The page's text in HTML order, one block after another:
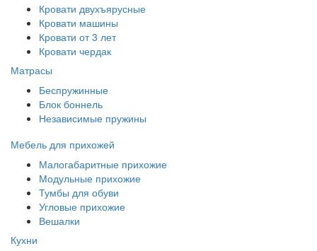
Кровати двухъярусные
Кровати машины
Кровати от 3 лет
Кровати чердак
Матрасы
Беспружинные
Блок боннель
Независимые пружины
Мебель для прихожей
Малогабаритные прихожие
Модульные прихожие
Тумбы для обуви
Угловые прихожие
Вешалки
Кухни